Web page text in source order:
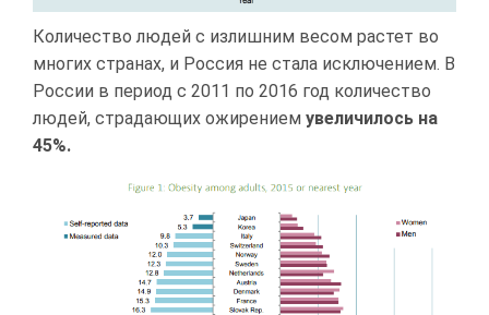
Количество людей с излишним весом растет во
многих странах, и Россия не стала исключением. В
России в период с 2011 по 2016 год количество
людей, страдающих ожирением увеличилось на
45%.